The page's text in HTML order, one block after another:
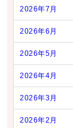
2026年7月
2026年6月
2026年5月
2026年4月
2026年3月
2026年2月